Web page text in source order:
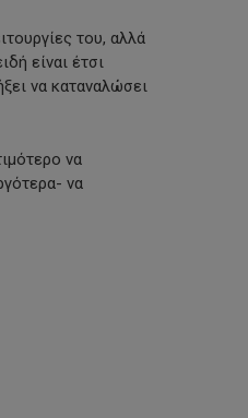
του, αλλά
είναι έτσι
να καταναλώσει
να
να